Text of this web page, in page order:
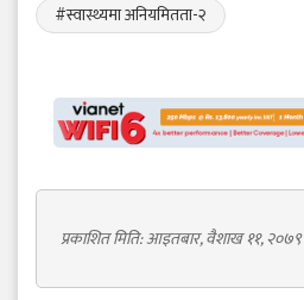
#स्वास्थ्यमा अनियमितता-२
प्रकाशित मिति: आइतबार, वैशाख ११, २०७९